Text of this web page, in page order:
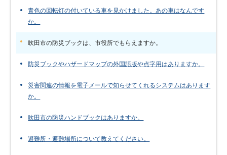
青色の回転灯の付いている車を見かけました。あの車はなんです
か。
吹田市の防災ブックは、市役所でもらえますか。
防災ブックやハザードマップの外国語版や点字用はありますか。
災害関連の情報を電子メールで知らせてくれるシステムはあります
か。
吹田市の防災ハンドブックはありますか。
避難所・避難場所について教えてください。